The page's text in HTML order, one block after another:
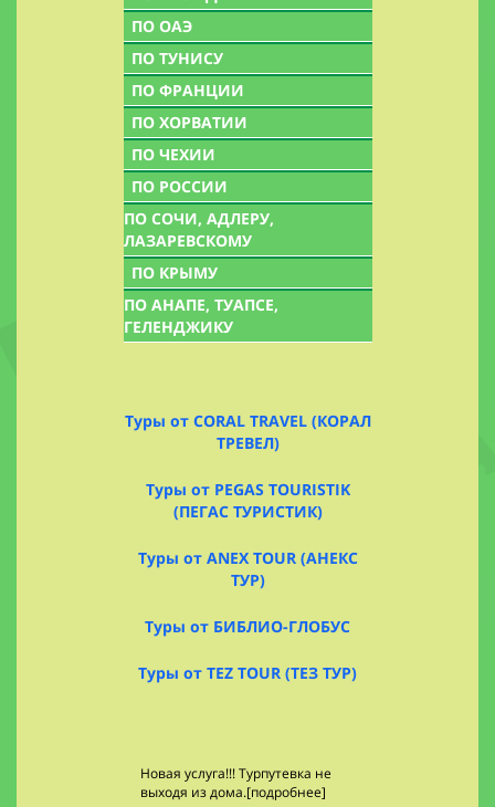
ПО ОАЭ
ПО ТУНИСУ
ПО ФРАНЦИИ
ПО ХОРВАТИИ
ПО ЧЕХИИ
ПО РОССИИ
ПО СОЧИ, АДЛЕРУ,
ЛАЗАРЕВСКОМУ
ПО КРЫМУ
ПО АНАПЕ, ТУАПСЕ,
ГЕЛЕНДЖИКУ
Туры от CORAL TRAVEL (КОРАЛ
ТРЕВЕЛ)
Туры от PEGAS TOURISTIK
(ПЕГАС ТУРИСТИК)
Туры от ANEX TOUR (АНЕКС
ТУР)
Туры от БИБЛИО-ГЛОБУС
Туры от TEZ TOUR (ТЕЗ ТУР)
Новая услуга!!! Турпутевка не
выходя из дома.[подробнее]